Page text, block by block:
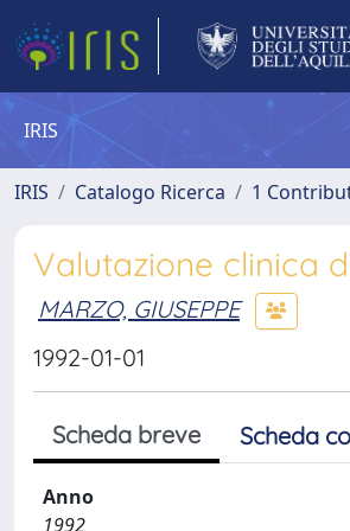
IRIS
IRIS Catalogo Ricerca 1
Valutazione clinica
MARZO, GIUSEPPE
1992-01-01
Scheda breve Scheda
Anno
1992